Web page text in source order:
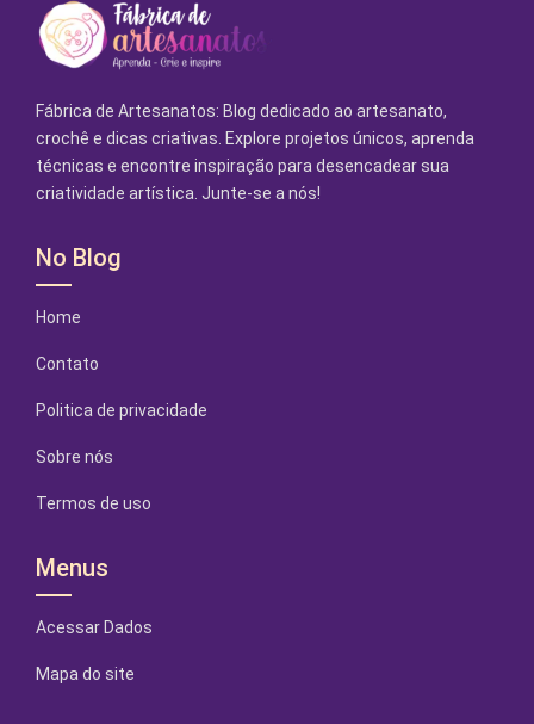
Fábrica de Artesanatos: Blog dedicado ao artesanato,
crochê e dicas criativas. Explore projetos únicos, aprenda
técnicas e encontre inspiração para desencadear sua
criatividade artística. Junte-se a nós!
No Blog
Home
Contato
Politica de privacidade
Sobre nós
Termos de uso
Menus
Acessar Dados
Mapa do site